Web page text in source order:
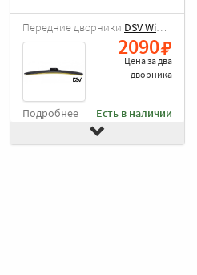
Передние дворники DSV Wiper Blade
2090
Цена задва
дворника
Есть в наличии
Подробнее